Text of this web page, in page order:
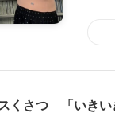
スくさつ 「いき